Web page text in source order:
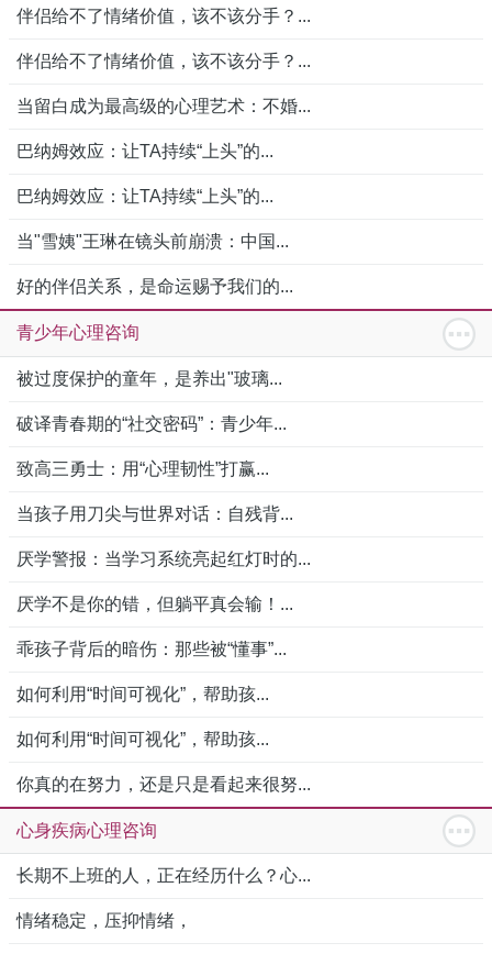
伴侣给不了情绪价值，该不该分手？...
伴侣给不了情绪价值，该不该分手？...
当留白成为最高级的心理艺术：不婚...
巴纳姆效应：让TA持续“上头”的...
巴纳姆效应：让TA持续“上头”的...
当"雪姨"王琳在镜头前崩溃：中国...
好的伴侣关系，是命运赐予我们的...
青少年心理咨询
被过度保护的童年，是养出"玻璃...
破译青春期的“社交密码”：青少年...
致高三勇士：用“心理韧性”打赢...
当孩子用刀尖与世界对话：自残背...
厌学警报：当学习系统亮起红灯时的...
厌学不是你的错，但躺平真会输！...
乖孩子背后的暗伤：那些被“懂事”...
如何利用“时间可视化”，帮助孩...
如何利用“时间可视化”，帮助孩...
你真的在努力，还是只是看起来很努...
心身疾病心理咨询
长期不上班的人，正在经历什么？心...
情绪稳定，压抑情绪，